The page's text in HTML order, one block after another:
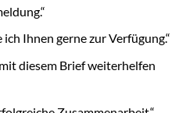
Ihnen gerne zur Verfügung.“
diesem Brief weiterhelfen